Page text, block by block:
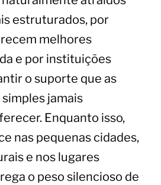
estruturados, por
melhores
e por instituições
o suporte que as
jamais
Enquanto isso,
nas pequenas cidades,
e nos lugares
o peso silencioso de